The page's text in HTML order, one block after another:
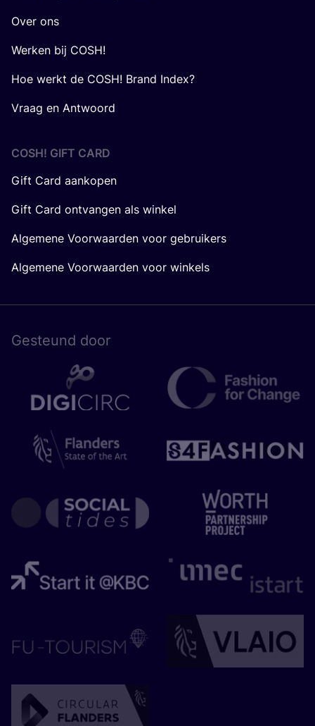
Over ons
Werken bij COSH!
Hoe werkt de COSH! Brand Index?
Vraag en Antwoord
COSH! GIFT CARD
Gift Card aankopen
Gift Card ontvangen als winkel
Algemene Voorwaarden voor gebruikers
Algemene Voorwaarden voor winkels
Gesteund door